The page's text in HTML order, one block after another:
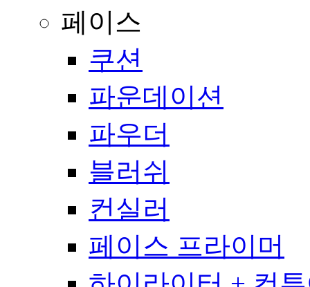
페이스
쿠션
파운데이션
파우더
블러쉬
컨실러
페이스 프라이머